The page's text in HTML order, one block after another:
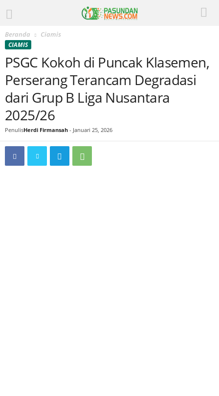
Beranda Ciamis
CIAMIS
PSGC Kokoh di Puncak Klasemen,
Perserang Terancam Degradasi
dari Grup B Liga Nusantara
2025/26
PenulisHerdi Firmansah - Januari 25, 2026